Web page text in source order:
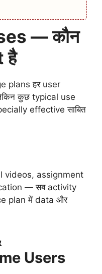
— कौन
है
plans हर user
कुछ typical use
effective साबित
videos, assignment
— सब activity
plan में data और
Users